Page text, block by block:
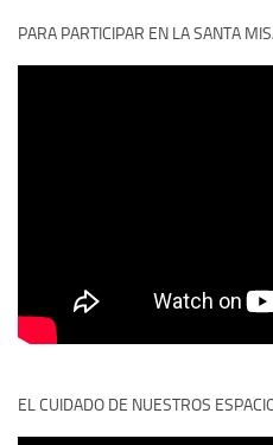
PARA PARTICIPAR EN LA SANTA
EL CUIDADO DE NUESTROS